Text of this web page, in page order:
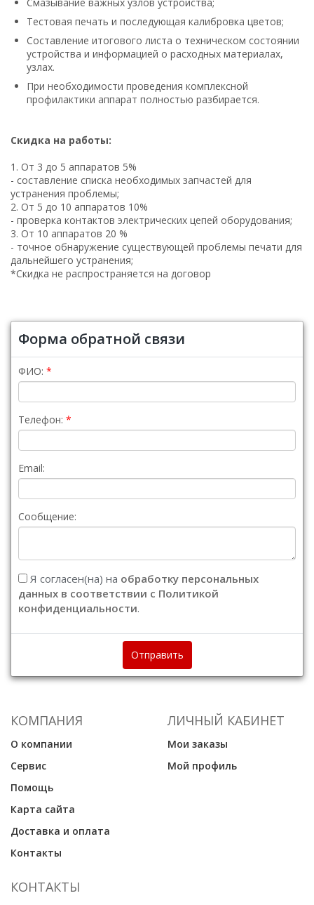
Смазывание важных узлов устройства;
Тестовая печать и последующая калибровка цветов;
Составление итогового листа о техническом состоянии
устройства и информацией о расходных материалах,
узлах.
При необходимости проведения комплексной
профилактики аппарат полностью разбирается.
Скидка на работы:
1. От 3 до 5 аппаратов 5%
- составление списка необходимых запчастей для
устранения проблемы;
2. От 5 до 10 аппаратов 10%
- проверка контактов электрических цепей оборудования;
3. От 10 аппаратов 20 %
- точное обнаружение существующей проблемы печати для
дальнейшего устранения;
*Скидка не распространяется на договор
Форма обратной связи
ФИО:
Телефон:
Email:
Сообщение:
Я согласен(на) на обработку персональных
данных в соответствии с Политикой
конфиденциальности.
Отправить
КОМПАНИЯ
О компании
Сервис
Помощь
Карта сайта
Доставка и оплата
Контакты
ЛИЧНЫЙ КАБИНЕТ
Мои заказы
Мой профиль
КОНТАКТЫ